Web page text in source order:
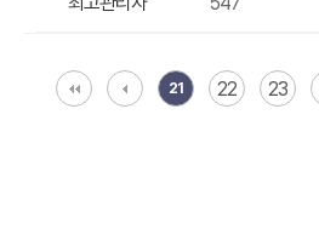
21 22 23